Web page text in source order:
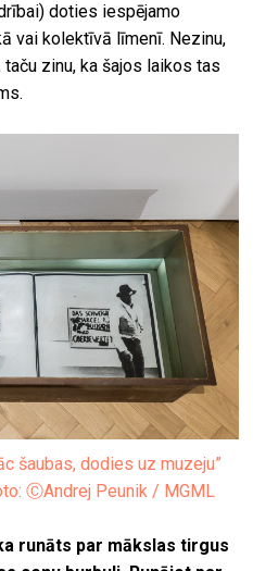
doties iespējamo
vai kolektīvā līmenī. Nezinu,
zinu, ka šajos laikos tas
šaubas, dodies uz muzeju”
ⒸAndrej Peunik / MGML
runāts par mākslas tirgus